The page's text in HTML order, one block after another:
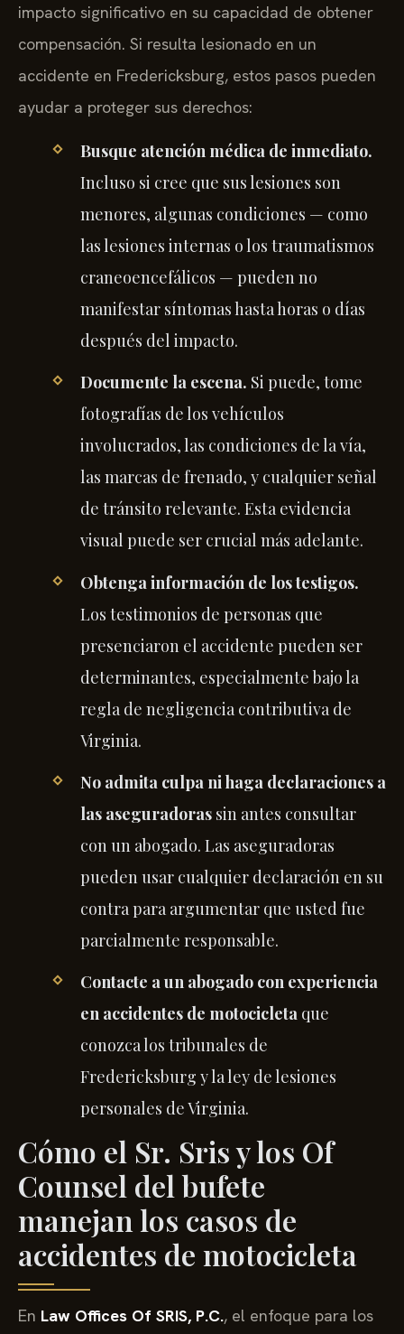
impacto significativo en su capacidad de obtener
compensación. Si resulta lesionado en un
accidente en Fredericksburg, estos pasos pueden
ayudar a proteger sus derechos:
Busque atención médica de inmediato.
Incluso si cree que sus lesiones son
menores, algunas condiciones — como
las lesiones internas o los traumatismos
craneoencefálicos — pueden no
manifestar síntomas hasta horas o días
después del impacto.
Documente la escena. Si puede, tome
fotografías de los vehículos
involucrados, las condiciones de la vía,
las marcas de frenado, y cualquier señal
de tránsito relevante. Esta evidencia
visual puede ser crucial más adelante.
Obtenga información de los testigos.
Los testimonios de personas que
presenciaron el accidente pueden ser
determinantes, especialmente bajo la
regla de negligencia contributiva de
Virginia.
No admita culpa ni haga declaraciones a
las aseguradorassin antes consultar
con un abogado. Las aseguradoras
pueden usar cualquier declaración en su
contra para argumentar que usted fue
parcialmente responsable.
Contacte a un abogado con experiencia
en accidentes de motocicletaque
conozca los tribunales de
Fredericksburg y la ley de lesiones
personales de Virginia.
Cómo el Sr. Sris y los Of
Counsel del bufete
manejan los casos de
accidentes de motocicleta
En Law Offices Of SRIS, P.C., el enfoque para los